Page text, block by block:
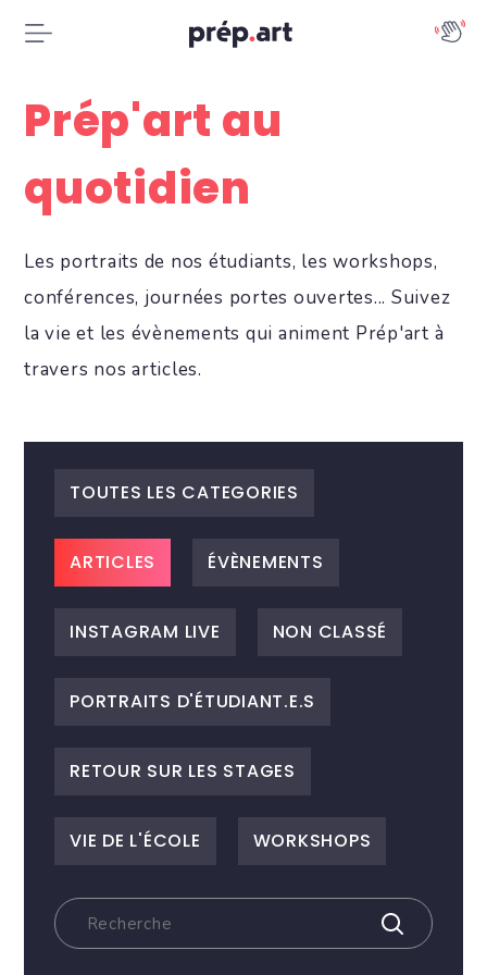
Prép'art au
quotidien
Les portraits de nos étudiants, les workshops,
conférences, journées portes ouvertes... Suivez
la vie et les évènements qui animent Prép'art à
travers nos articles.
TOUTES LES CATEGORIES
ARTICLES ÉVÈNEMENTS
INSTAGRAM LIVE NON CLASSÉ
PORTRAITS D'ÉTUDIANT.E.S
RETOUR SUR LES STAGES
VIE DE L'ÉCOLE WORKSHOPS